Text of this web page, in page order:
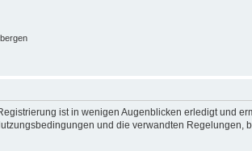
ist in wenigen Augenblicken erledigt und
und die verwandten